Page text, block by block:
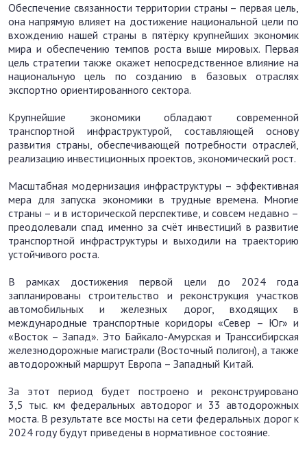
Обеспечение связанности территории страны – первая цель,
она напрямую влияет на достижение национальной цели по
вхождению нашей страны в пятёрку крупнейших экономик
мира и обеспечению темпов роста выше мировых. Первая
цель стратегии также окажет непосредственное влияние на
национальную цель по созданию в базовых отраслях
экспортно ориентированного сектора.
Крупнейшие экономики обладают современной
транспортной инфраструктурой, составляющей основу
развития страны, обеспечивающей потребности отраслей,
реализацию инвестиционных проектов, экономический рост.
Масштабная модернизация инфраструктуры – эффективная
мера для запуска экономики в трудные времена. Многие
страны – и в исторической перспективе, и совсем недавно –
преодолевали спад именно за счёт инвестиций в развитие
транспортной инфраструктуры и выходили на траекторию
устойчивого роста.
В рамках достижения первой цели до 2024 года
запланированы строительство и реконструкция участков
автомобильных и железных дорог, входящих в
международные транспортные коридоры «Север – Юг» и
«Восток – Запад». Это Байкало-Амурская и Транссибирская
железнодорожные магистрали (Восточный полигон), а также
автодорожный маршрут Европа – Западный Китай.
За этот период будет построено и реконструировано
3,5 тыс. км федеральных автодорог и 33 автодорожных
моста. В результате все мосты на сети федеральных дорог к
2024 году будут приведены в нормативное состояние.